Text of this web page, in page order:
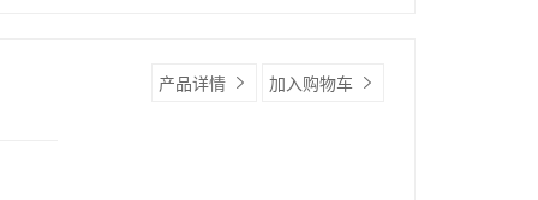
产品详情 加入购物车